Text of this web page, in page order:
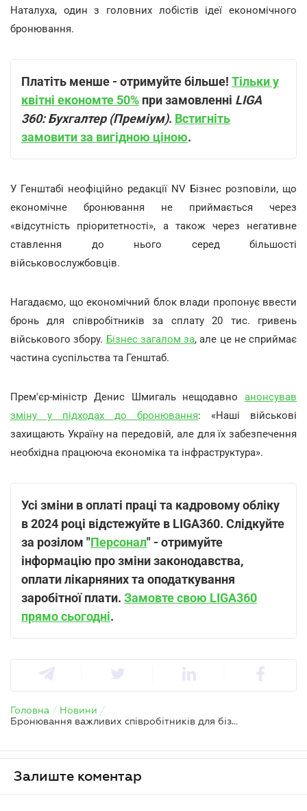
Наталуха, один з головних лобістів ідеї економічного
бронювання.
Платіть менше - отримуйте більше! Тільки у
квітні економте 50% при замовленні LIGA
360: Бухгалтер (Преміум). Встигніть
замовити за вигідною ціною.
У Генштабі неофіційно редакції NV Бізнес розповіли, що
економічне бронювання не приймається через
«відсутність пріоритетності», а також через негативне
ставлення до нього серед більшості
військовослужбовців.
Нагадаємо, що економічний блок влади пропонує ввести
бронь для співробітників за сплату 20 тис. гривень
військового збору. Бізнес загалом за, але це не сприймає
частина суспільства та Генштаб.
Прем'єр-міністр Денис Шмигаль нещодавно анонсував
зміну у підходах до бронювання: «Наші військові
захищають Україну на передовій, але для їх забезпечення
необхідна працююча економіка та інфраструктура».
Усі зміни в оплаті праці та кадровому обліку
в 2024 році відстежуйте в LIGA360. Слідкуйте
за розілом "Персонал" - отримуйте
інформацію про зміни законодавства,
оплати лікарняних та оподаткування
заробітної плати. Замовте свою LIGA360
прямо сьогодні.
Головна / Новини /
Бронювання важливих співробітників для бізнесу обговорять після нової хвилі мобілізації
Залиште коментар